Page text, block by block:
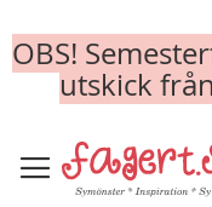
OBS!
utskick
to
Content